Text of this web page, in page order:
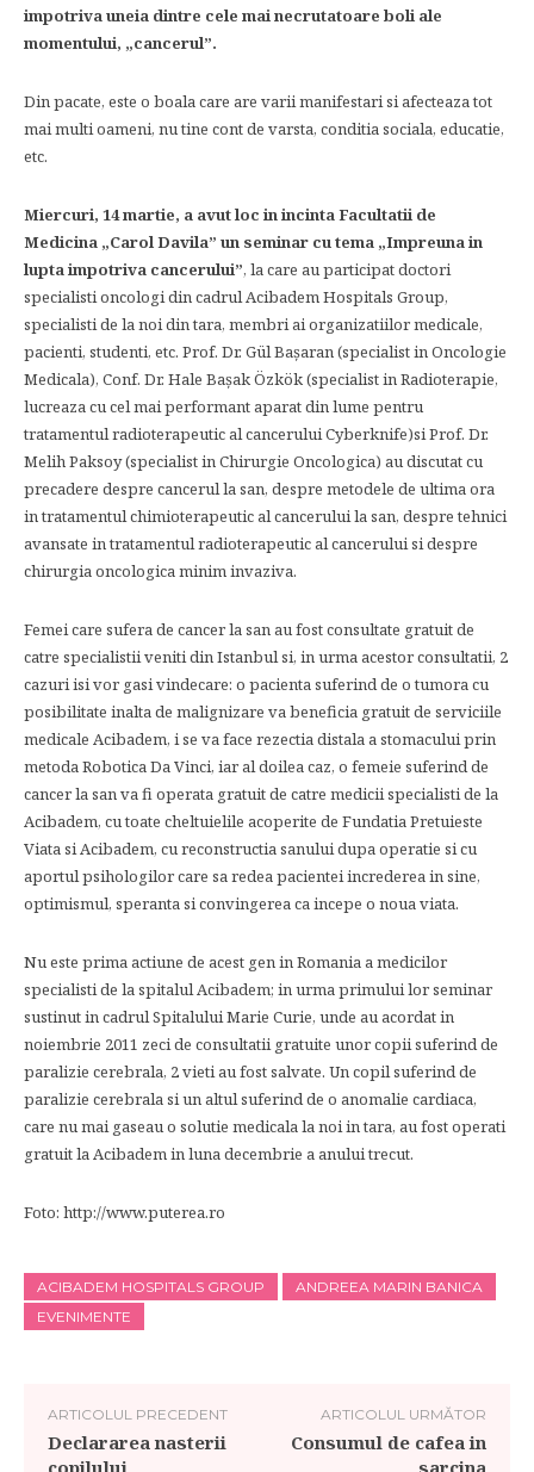
impotriva uneia dintre cele mai necrutatoare boli ale
momentului, „cancerul”.
Din pacate, este o boala care are varii manifestari si afecteaza tot
mai multi oameni, nu tine cont de varsta, conditia sociala, educatie,
etc.
Miercuri, 14 martie, a avut loc in incinta Facultatii de
Medicina „Carol Davila” un seminar cu tema „Impreuna in
lupta impotriva cancerului”, la care au participat doctori
specialisti oncologi din cadrul Acibadem Hospitals Group,
specialisti de la noi din tara, membri ai organizatiilor medicale,
pacienti, studenti, etc. Prof. Dr. Gül Başaran (specialist in Oncologie
Medicala), Conf. Dr. Hale Başak Özkök (specialist in Radioterapie,
lucreaza cu cel mai performant aparat din lume pentru
tratamentul radioterapeutic al cancerului Cyberknife)si Prof. Dr.
Melih Paksoy (specialist in Chirurgie Oncologica) au discutat cu
precadere despre cancerul la san, despre metodele de ultima ora
in tratamentul chimioterapeutic al cancerului la san, despre tehnici
avansate in tratamentul radioterapeutic al cancerului si despre
chirurgia oncologica minim invaziva.
Femei care sufera de cancer la san au fost consultate gratuit de
catre specialistii veniti din Istanbul si, in urma acestor consultatii, 2
cazuri isi vor gasi vindecare: o pacienta suferind de o tumora cu
posibilitate inalta de malignizare va beneficia gratuit de serviciile
medicale Acibadem, i se va face rezectia distala a stomacului prin
metoda Robotica Da Vinci, iar al doilea caz, o femeie suferind de
cancer la san va fi operata gratuit de catre medicii specialisti de la
Acibadem, cu toate cheltuielile acoperite de Fundatia Pretuieste
Viata si Acibadem, cu reconstructia sanului dupa operatie si cu
aportul psihologilor care sa redea pacientei increderea in sine,
optimismul, speranta si convingerea ca incepe o noua viata.
Nu este prima actiune de acest gen in Romania a medicilor
specialisti de la spitalul Acibadem; in urma primului lor seminar
sustinut in cadrul Spitalului Marie Curie, unde au acordat in
noiembrie 2011 zeci de consultatii gratuite unor copii suferind de
paralizie cerebrala, 2 vieti au fost salvate. Un copil suferind de
paralizie cerebrala si un altul suferind de o anomalie cardiaca,
care nu mai gaseau o solutie medicala la noi in tara, au fost operati
gratuit la Acibadem in luna decembrie a anului trecut.
Foto: http://www.puterea.ro
ACIBADEM HOSPITALS GROUP
ANDREEA MARIN BANICA
EVENIMENTE
ARTICOLUL PRECEDENT
Declararea nasterii
copilului
ARTICOLUL URMĂTOR
Consumul de cafea in
sarcina